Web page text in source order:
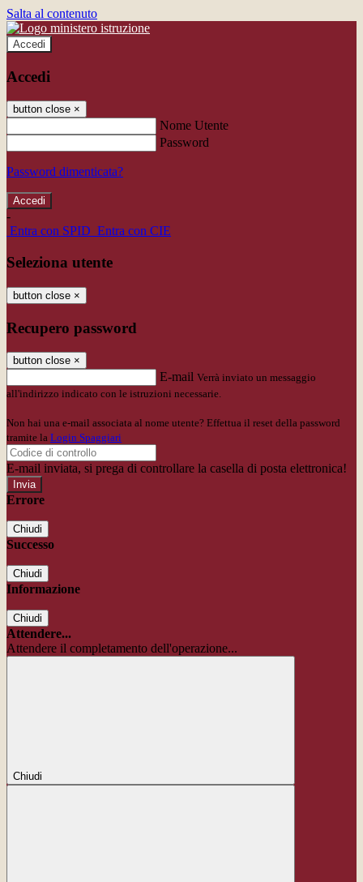
Salta al contenuto
Accedi
Accedi
button close ×
Nome Utente
Password
Password dimenticata?
-
Entra con SPID Entra con CIE
Seleziona utente
button close ×
Recupero password
button close ×
E-mail Verrà inviato un messaggio
all'indirizzo indicato con le istruzioni necessarie.
Non hai una e-mail associata al nome utente? Effettua il reset della password
tramite la Login Spaggiari
E-mail inviata, si prega di controllare la casella di posta elettronica!
Errore
Chiudi
Successo
Chiudi
Informazione
Chiudi
Attendere...
Attendere il completamento dell'operazione...
Chiudi